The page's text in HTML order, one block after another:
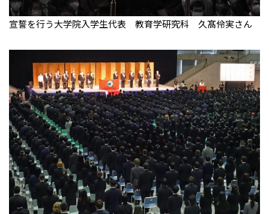
宣誓を行う大学院入学生代表 教育学研究科 久髙伶実さん